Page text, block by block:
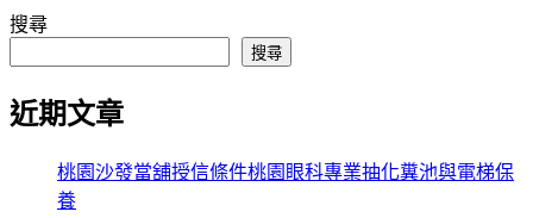
搜尋
搜尋
近期文章
桃園沙發當舖授信條件桃園眼科專業抽化糞池與電梯保
養